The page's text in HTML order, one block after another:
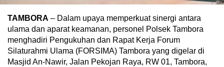
TAMBORA – Dalam upaya memperkuat sinergi antara
ulama dan aparat keamanan, personel Polsek Tambora
menghadiri Pengukuhan dan Rapat Kerja Forum
Silaturahmi Ulama (FORSIMA) Tambora yang digelar di
Masjid An-Nawir, Jalan Pekojan Raya, RW 01, Tambora,